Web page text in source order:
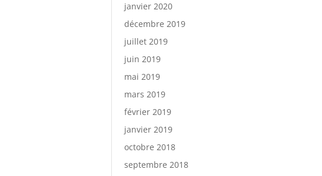
janvier 2020
décembre 2019
juillet 2019
juin 2019
mai 2019
mars 2019
février 2019
janvier 2019
octobre 2018
septembre 2018